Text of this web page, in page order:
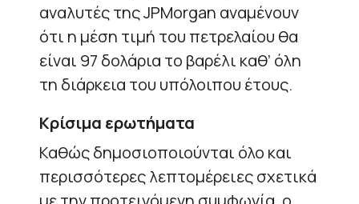
αναλυτές της JPMorgan αναμένουν
ότι η μέση τιμή του πετρελαίου θα
είναι 97 δολάρια το βαρέλι καθ’ όλη
τη διάρκεια του υπόλοιπου έτους.
Κρίσιμα ερωτήματα
Καθώς δημοσιοποιούνται όλο και
περισσότερες λεπτομέρειες σχετικά